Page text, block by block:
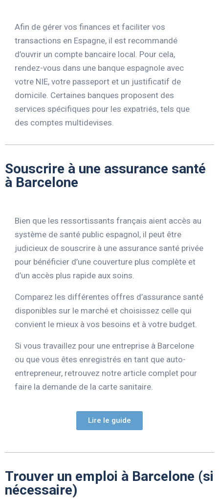
Afin de gérer vos finances et faciliter vos
transactions en Espagne, il est recommandé
d’ouvrir un compte bancaire local. Pour cela,
rendez-vous dans une banque espagnole avec
votre NIE, votre passeport et un justificatif de
domicile. Certaines banques proposent des
services spécifiques pour les expatriés, tels que
des comptes multidevises.
Souscrire à une assurance santé
à Barcelone
Bien que les ressortissants français aient accès au
système de santé public espagnol, il peut être
judicieux de souscrire à une assurance santé privée
pour bénéficier d’une couverture plus complète et
d’un accès plus rapide aux soins.
Comparez les différentes offres d’assurance santé
disponibles sur le marché et choisissez celle qui
convient le mieux à vos besoins et à votre budget.
Si vous travaillez pour une entreprise à Barcelone
ou que vous êtes enregistrés en tant que auto-
entrepreneur, retrouvez notre article complet pour
faire la demande de la carte sanitaire.
Lire le guide
Trouver un emploi à Barcelone (si
nécessaire)